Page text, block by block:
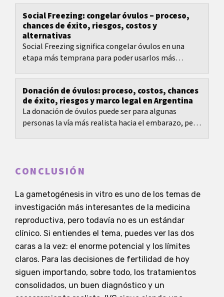
vitro que se...
Social Freezing: congelar óvulos – proceso,
chances de éxito, riesgos, costos y
alternativas
Social Freezing significa congelar óvulos en una
etapa más temprana para poder usarlos más
Donación de óvulos: proceso, costos, chances
de éxito, riesgos y marco legal en Argentina
La donación de óvulos puede ser para algunas
personas la vía más realista hacia el embarazo, pero
CONCLUSIÓN
La gametogénesis in vitro es uno de los temas de
investigación más interesantes de la medicina
reproductiva, pero todavía no es un estándar
clínico. Si entiendes el tema, puedes ver las dos
caras a la vez: el enorme potencial y los límites
claros. Para las decisiones de fertilidad de hoy
siguen importando, sobre todo, los tratamientos
consolidados, un buen diagnóstico y un